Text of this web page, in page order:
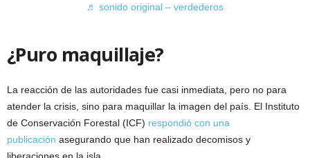
♬ sonido original – verdederos
¿Puro maquillaje?
La reacción de las autoridades fue casi inmediata, pero no para
atender la crisis, sino para maquillar la imagen del país. El Instituto
de Conservación Forestal (ICF) respondió con una
publicación asegurando que han realizado decomisos y